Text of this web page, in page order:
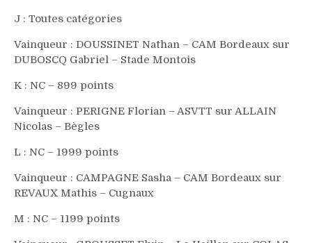
J : Toutes catégories
Vainqueur : DOUSSINET Nathan – CAM Bordeaux sur
DUBOSCQ Gabriel – Stade Montois
K : NC – 899 points
Vainqueur : PERIGNE Florian – ASVTT sur ALLAIN
Nicolas – Bègles
L : NC – 1999 points
Vainqueur : CAMPAGNE Sasha – CAM Bordeaux sur
REVAUX Mathis – Cugnaux
M : NC – 1199 points